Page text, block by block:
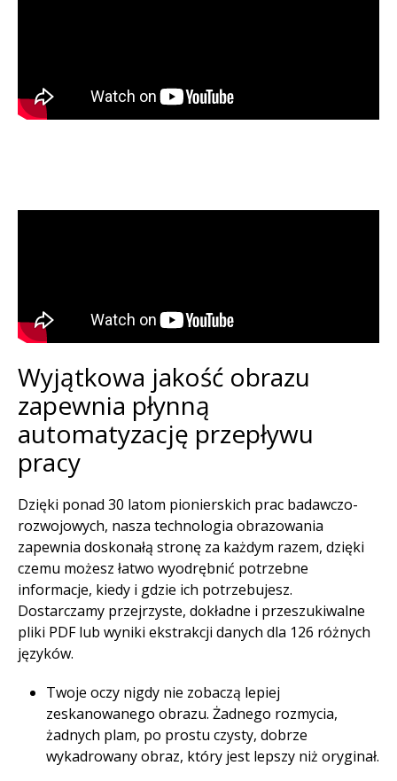
Wyjątkowa jakość obrazu
zapewnia płynną
automatyzację przepływu
pracy​
Dzięki ponad 30 latom pionierskich prac badawczo-
rozwojowych, nasza technologia obrazowania
zapewnia doskonałą stronę za każdym razem, dzięki
czemu możesz łatwo wyodrębnić potrzebne
informacje, kiedy i gdzie ich potrzebujesz.
Dostarczamy przejrzyste, dokładne i przeszukiwalne
pliki PDF lub wyniki ekstrakcji danych dla 126 różnych
języków. ​
Twoje oczy nigdy nie zobaczą lepiej
zeskanowanego obrazu. Żadnego rozmycia,
żadnych plam, po prostu czysty, dobrze
wykadrowany obraz, który jest lepszy niż oryginał.